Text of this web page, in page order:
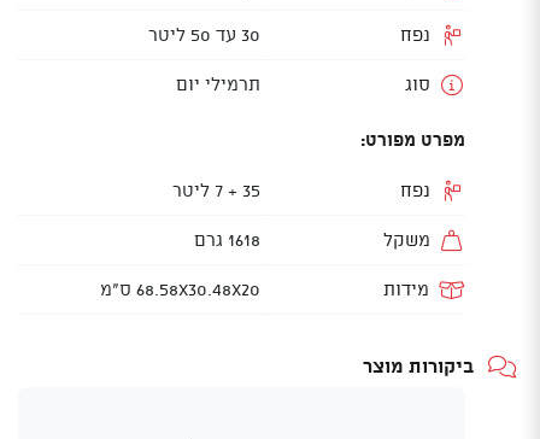
נפח 30 עד 50 ליטר
סוג תרמילי יום
מפרט מפורט:
נפח 35 + 7 ליטר
משקל 1618 גרם
מידות 68.58X30.48X20 ס"מ
ביקורות מוצר